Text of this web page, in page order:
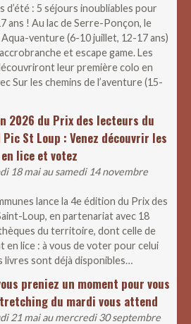
d’été : 5 séjours inoubliables pour
ans ! Au lac de Serre-Ponçon, le
venture (6-10 juillet, 12-17 ans)
et escape game. Les
leur première colo en
Sur les chemins de l’aventure (15-
2026 du Prix des lecteurs du
Pic St Loup : Venez découvrir les
lice et votez
18 mai au samedi 14 novembre
lance la 4e édition du Prix des
Loup, en partenariat avec 18
du territoire, dont celle de
en lice : à vous de voter pour celui
livres sont déjà disponibles…
preniez un moment pour vous
du mardi vous attend
21 mai au mercredi 30 septembre